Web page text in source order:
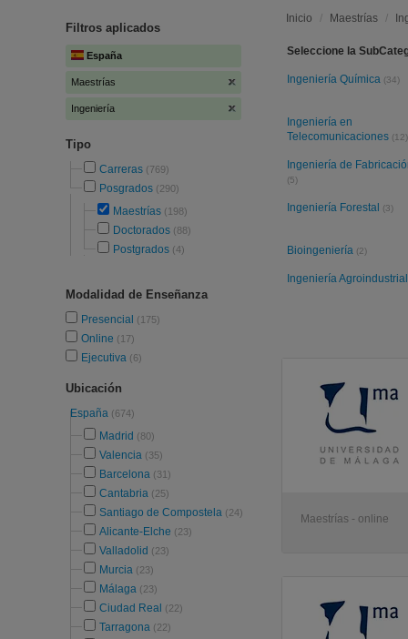
Filtros aplicados
España
Maestrías
Ingeniería
Tipo
Carreras (769)
Posgrados (290)
Maestrías (198)
Doctorados (88)
Postgrados (4)
Modalidad de Enseñanza
Presencial (175)
Online (17)
Ejecutiva (6)
Ubicación
España (674)
Madrid (80)
Valencia (35)
Barcelona (31)
Cantabria (25)
Santiago de Compostela (24)
Alicante-Elche (23)
Valladolid (23)
Murcia (23)
Málaga (23)
Ciudad Real (22)
Tarragona (22)
Inicio / Maestrías /
Seleccione la
Ingeniería Química (34)
Ingeniería en
Telecomunicaciones (12)
Ingeniería de
(5)
Ingeniería Forestal (3)
Bioingeniería (2)
Ingeniería Agroindustrial
Maestrías - online